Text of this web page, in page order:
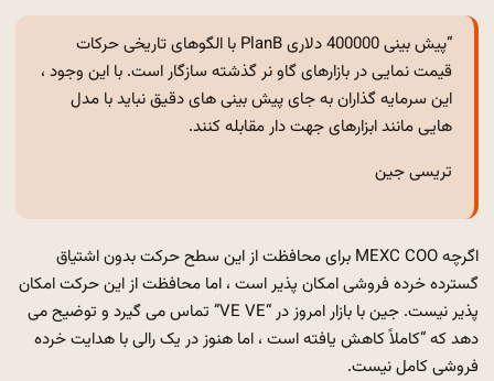
“پیش بینی 400000 دلاری PlanB با الگوهای تاریخی حرکات
قیمت نمایی در بازارهای گاو نر گذشته سازگار است. با این وجود ،
این سرمایه گذاران به جای پیش بینی های دقیق نباید با مدل
هایی مانند ابزارهای جهت دار مقابله کنند.
تریسی جین
اگرچه MEXC COO برای محافظت از این سطح حرکت بدون اشتیاق
گسترده خرده فروشی امکان پذیر است ، اما محافظت از این حرکت امکان
پذیر نیست. جین با بازار امروز در “VE VE” تماس می گیرد و توضیح می
دهد که “کاملاً کاهش یافته است ، اما هنوز در یک رالی با هدایت خرده
فروشی کامل نیست.